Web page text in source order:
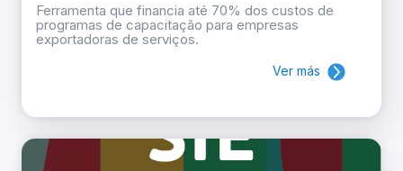
Ferramenta que financia até 70% dos custos de
programas de capacitação para empresas
exportadoras de serviços.
Ver más